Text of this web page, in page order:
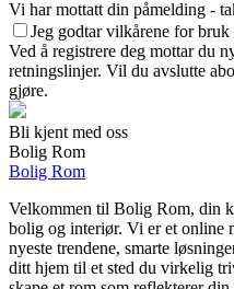
Vi har mottatt din påmelding -
Jeg godtar vilkårene for
Ved å registrere deg mottar du
retningslinjer. Vil du avslutte
gjøre.
Bli kjent med oss
Bolig Rom
Bolig Rom
Velkommen til Bolig Rom, din
bolig og interiør. Vi er et online
nyeste trendene, smarte
ditt hjem til et sted du virkelig